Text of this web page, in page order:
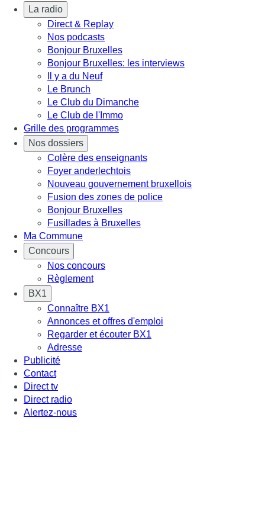
La radio
Direct & Replay
Nos podcasts
Bonjour Bruxelles
Bonjour Bruxelles: les interviews
Il y a du Neuf
Le Brunch
Le Club du Dimanche
Le Club de l'Immo
Grille des programmes
Nos dossiers
Colère des enseignants
Foyer anderlechtois
Nouveau gouvernement bruxellois
Fusion des zones de police
Bonjour Bruxelles
Fusillades à Bruxelles
Ma Commune
Concours
Nos concours
Règlement
BX1
Connaître BX1
Annonces et offres d'emploi
Regarder et écouter BX1
Adresse
Publicité
Contact
Direct tv
Direct radio
Alertez-nous